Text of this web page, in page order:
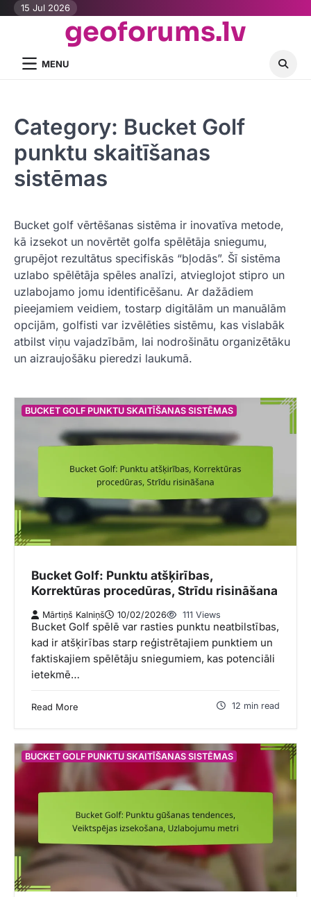
Skip15 Jul 2026
geoforums.lv
MENU
Category: Bucket Golf
punktu skaitīšanas
sistēmas
Bucket golf vērtēšanas sistēma ir inovatīva metode,
kā izsekot un novērtēt golfa spēlētāja sniegumu,
grupējot rezultātus specifiskās “bļodās”. Šī sistēma
uzlabo spēlētāja spēles analīzi, atvieglojot stipro un
uzlabojamo jomu identificēšanu. Ar dažādiem
pieejamiem veidiem, tostarp digitālām un manuālām
opcijām, golfisti var izvēlēties sistēmu, kas vislabāk
atbilst viņu vajadzībām, lai nodrošinātu organizētāku
un aizraujošāku pieredzi laukumā.
BUCKET GOLF PUNKTU SKAITĪŠANAS SISTĒMAS
Bucket Golf: Punktu atšķirības,
Korrektūras procedūras, Strīdu risināšana
Mārtiņš Kalniņš 10/02/2026 111 Views
Bucket Golf spēlē var rasties punktu neatbilstības,
kad ir atšķirības starp reģistrētajiem punktiem un
faktiskajiem spēlētāju sniegumiem, kas potenciāli
ietekmē…
Read More 12 min read
BUCKET GOLF PUNKTU SKAITĪŠANAS SISTĒMAS